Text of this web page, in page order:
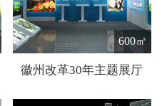
600㎡
徽州改革30年主题展厅